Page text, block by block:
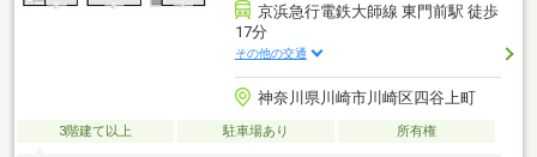
京浜急行電鉄大師線 東門前駅 徒歩
17分
その他の交通
神奈川県川崎市川崎区四谷上町
3階建て以上 駐車場あり 所有権